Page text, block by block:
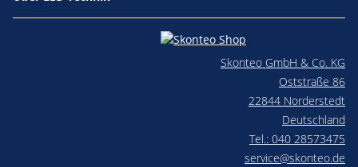
Skonteo GmbH & Co. KG
Oststraße 86
22844 Norderstedt
Deutschland
Tel.: 040 28573475
service@skonteo.de